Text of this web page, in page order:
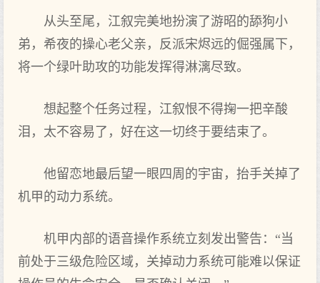
从头至尾，江叙完美地扮演了游昭的舔狗小
弟，希夜的操心老父亲，反派宋烬远的倔强属下，
将一个绿叶助攻的功能发挥得淋漓尽致。
想起整个任务过程，江叙恨不得掬一把辛酸
泪，太不容易了，好在这一切终于要结束了。
他留恋地最后望一眼四周的宇宙，抬手关掉了
机甲的动力系统。
机甲内部的语音操作系统立刻发出警告：“当
前处于三级危险区域，关掉动力系统可能难以保证